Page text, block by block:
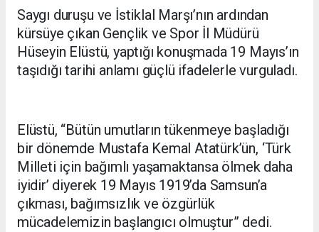
Saygı duruşu ve İstiklal Marşı’nın ardından
kürsüye çıkan Gençlik ve Spor İl Müdürü
Hüseyin Elüstü, yaptığı konuşmada 19 Mayıs’ın
taşıdığı tarihi anlamı güçlü ifadelerle vurguladı.
Elüstü, “Bütün umutların tükenmeye başladığı
bir dönemde Mustafa Kemal Atatürk’ün, ‘Türk
Milleti için bağımlı yaşamaktansa ölmek daha
iyidir’ diyerek 19 Mayıs 1919’da Samsun’a
çıkması, bağımsızlık ve özgürlük
mücadelemizin başlangıcı olmuştur” dedi.